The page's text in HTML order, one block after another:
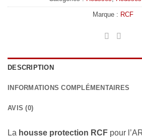
Marque : RCF
DESCRIPTION
INFORMATIONS COMPLÉMENTAIRES
AVIS (0)
La housse protection RCF pour